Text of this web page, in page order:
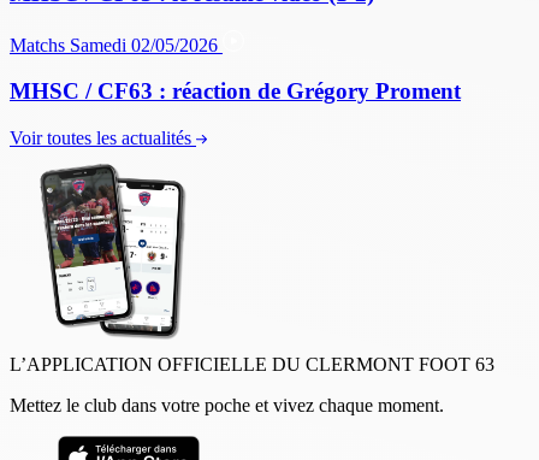
Matchs Samedi 02/05/2026
MHSC / CF63 : réaction de Grégory Proment
Voir toutes les actualités
L’APPLICATION OFFICIELLE DU CLERMONT FOOT 63
Mettez le club dans votre poche et vivez chaque moment.